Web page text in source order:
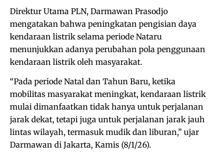
Direktur Utama PLN, Darmawan Prasodjo
mengatakan bahwa peningkatan pengisian daya
kendaraan listrik selama periode Nataru
menunjukkan adanya perubahan pola penggunaan
kendaraan listrik oleh masyarakat.
“Pada periode Natal dan Tahun Baru, ketika
mobilitas masyarakat meningkat, kendaraan listrik
mulai dimanfaatkan tidak hanya untuk perjalanan
jarak dekat, tetapi juga untuk perjalanan jarak jauh
lintas wilayah, termasuk mudik dan liburan,” ujar
Darmawan di Jakarta, Kamis (8/1/26).